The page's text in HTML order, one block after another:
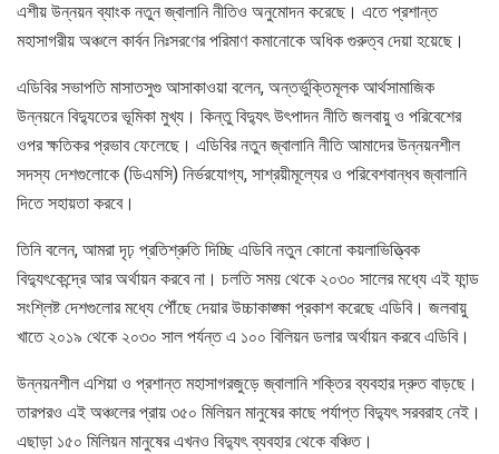
এশীয় উন্নয়ন ব্যাংক নতুন জ্বালানি নীতিও অনুমোদন করেছে। এতে প্রশান্ত
মহাসাগরীয় অঞ্চলে কার্বন নিঃসরণের পরিমাণ কমানোকে অধিক গুরুত্ব দেয়া হয়েছে।
এডিবির সভাপতি মাসাতসুগু আসাকাওয়া বলেন, অন্তর্ভুক্তিমূলক আর্থসামাজিক
উন্নয়নে বিদ্যুতের ভূমিকা মুখ্য। কিন্তু বিদ্যুৎ উৎপাদন নীতি জলবায়ু ও পরিবেশের
ওপর ক্ষতিকর প্রভাব ফেলেছে। এডিবির নতুন জ্বালানি নীতি আমাদের উন্নয়নশীল
সদস্য দেশগুলোকে (ডিএমসি) নির্ভরযোগ্য, সাশ্রয়ীমূল্যের ও পরিবেশবান্ধব জ্বালানি
দিতে সহায়তা করবে।
তিনি বলেন, আমরা দৃঢ় প্রতিশ্রুতি দিচ্ছি এডিবি নতুন কোনো কয়লাভিত্ত্বিক
বিদ্যুৎকেন্দ্রে আর অর্থায়ন করবে না। চলতি সময় থেকে ২০৩০ সালের মধ্যে এই ফান্ড
সংশ্লিষ্ট দেশগুলোর মধ্যে পৌঁছে দেয়ার উচ্চাকাঙ্ক্ষা প্রকাশ করেছে এডিবি। জলবায়ু
খাতে ২০১৯ থেকে ২০৩০ সাল পর্যন্ত এ ১০০ বিলিয়ন ডলার অর্থায়ন করবে এডিবি।
উন্নয়নশীল এশিয়া ও প্রশান্ত মহাসাগরজুড়ে জ্বালানি শক্তির ব্যবহার দ্রুত বাড়ছে।
তারপরও এই অঞ্চলের প্রায় ৩৫০ মিলিয়ন মানুষের কাছে পর্যাপ্ত বিদ্যুৎ সরবরাহ নেই।
এছাড়া ১৫০ মিলিয়ন মানুষের এখনও বিদ্যুৎ ব্যবহার থেকে বঞ্চিত।